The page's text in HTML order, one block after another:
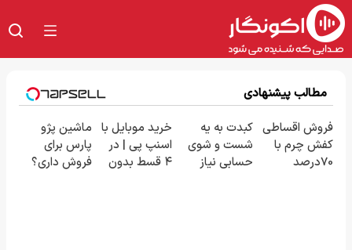
مطالب پیشنهادی
فروش اقساطی
کفش چرم با
70درصد
کبدت به یه
شست و شوی
حسابی نیاز
خرید موبایل با
اسنپ پی | در
۴ قسط بدون
ماشین پژو
پارس برای
فروش داری؟